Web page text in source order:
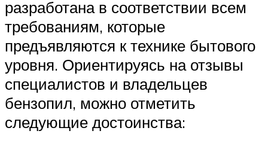
разработана в соответствии всем
требованиям, которые
предъявляются к технике бытового
уровня. Ориентируясь на отзывы
специалистов и владельцев
бензопил, можно отметить
следующие достоинства: